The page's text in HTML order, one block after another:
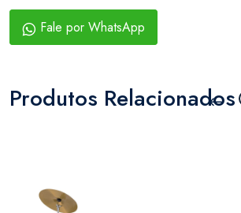
Fale por WhatsApp
Produtos Relacionados